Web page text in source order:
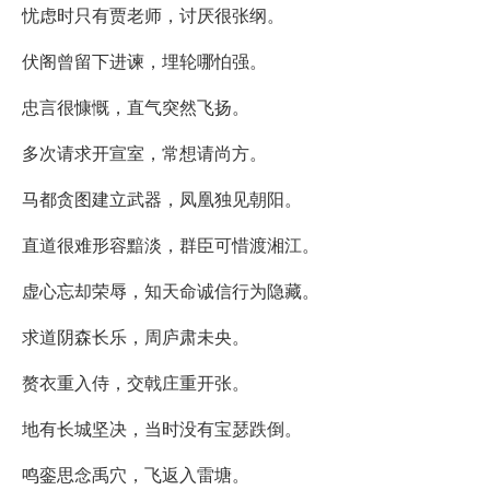
忧虑时只有贾老师，讨厌很张纲。
伏阁曾留下进谏，埋轮哪怕强。
忠言很慷慨，直气突然飞扬。
多次请求开宣室，常想请尚方。
马都贪图建立武器，凤凰独见朝阳。
直道很难形容黯淡，群臣可惜渡湘江。
虚心忘却荣辱，知天命诚信行为隐藏。
求道阴森长乐，周庐肃未央。
赘衣重入侍，交戟庄重开张。
地有长城坚决，当时没有宝瑟跌倒。
鸣銮思念禹穴，飞返入雷塘。